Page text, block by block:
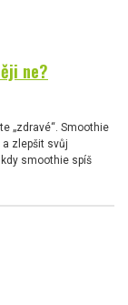
ne?
„zdravé“. Smoothie
zlepšit svůj
smoothie spíš